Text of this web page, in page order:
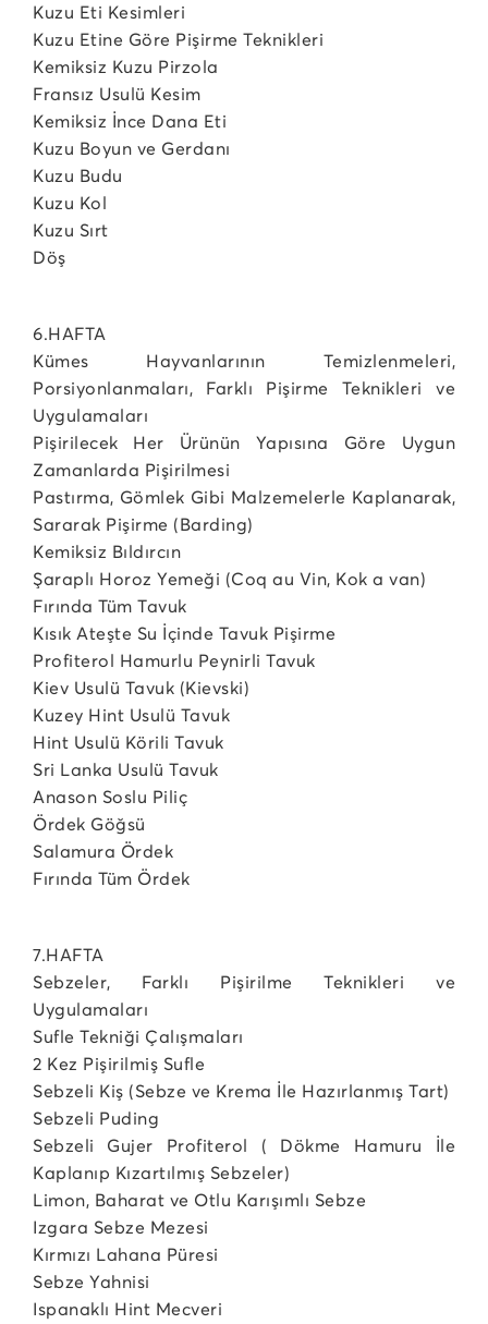
Kuzu Eti Kesimleri
Kuzu Etine Göre Pişirme Teknikleri
Kemiksiz Kuzu Pirzola
Fransız Usulü Kesim
Kemiksiz İnce Dana Eti
Kuzu Boyun ve Gerdanı
Kuzu Budu
Kuzu Kol
Kuzu Sırt
Döş
6.HAFTA
Kümes Hayvanlarının Temizlenmeleri,
Porsiyonlanmaları, Farklı Pişirme Teknikleri ve
Uygulamaları
Pişirilecek Her Ürünün Yapısına Göre Uygun
Zamanlarda Pişirilmesi
Pastırma, Gömlek Gibi Malzemelerle Kaplanarak,
Sararak Pişirme (Barding)
Kemiksiz Bıldırcın
Şaraplı Horoz Yemeği (Coq au Vin, Kok a van)
Fırında Tüm Tavuk
Kısık Ateşte Su İçinde Tavuk Pişirme
Profiterol Hamurlu Peynirli Tavuk
Kiev Usulü Tavuk (Kievski)
Kuzey Hint Usulü Tavuk
Hint Usulü Körili Tavuk
Sri Lanka Usulü Tavuk
Anason Soslu Piliç
Ördek Göğsü
Salamura Ördek
Fırında Tüm Ördek
7.HAFTA
Sebzeler, Farklı Pişirilme Teknikleri ve
Uygulamaları
Sufle Tekniği Çalışmaları
2 Kez Pişirilmiş Sufle
Sebzeli Kiş (Sebze ve Krema İle Hazırlanmış Tart)
Sebzeli Puding
Sebzeli Gujer Profiterol ( Dökme Hamuru İle
Kaplanıp Kızartılmış Sebzeler)
Limon, Baharat ve Otlu Karışımlı Sebze
Izgara Sebze Mezesi
Kırmızı Lahana Püresi
Sebze Yahnisi
Ispanaklı Hint Mecveri